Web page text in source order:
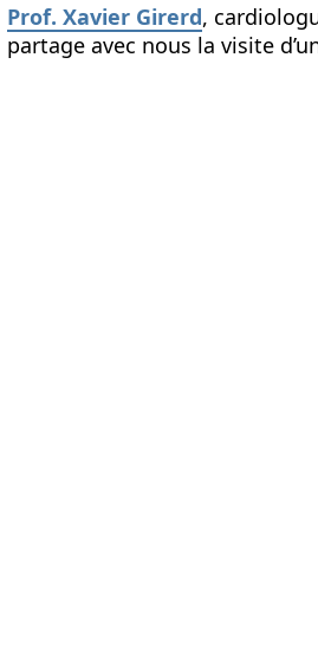
Prof. Xavier Girerd,
partage avec nous la visite